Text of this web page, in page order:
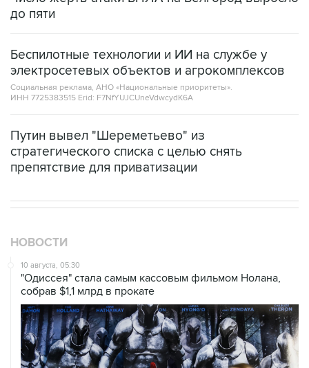
Социальная реклама, АНО «Национальные приоритеты».
ИНН 7725383515 Erid: F7NfYUJCUneVdwcydK6A
Путин вывел "Шереметьево" из
препятствие для приватизации
10 августа, 05:30
"Одиссея" стала самым кассовым фильмом Нолана,
собрав $1,1 млрд в прокате